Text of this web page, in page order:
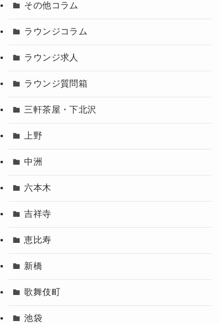
その他コラム
ラウンジコラム
ラウンジ求人
ラウンジ質問箱
三軒茶屋・下北沢
上野
中洲
六本木
吉祥寺
恵比寿
新橋
歌舞伎町
池袋